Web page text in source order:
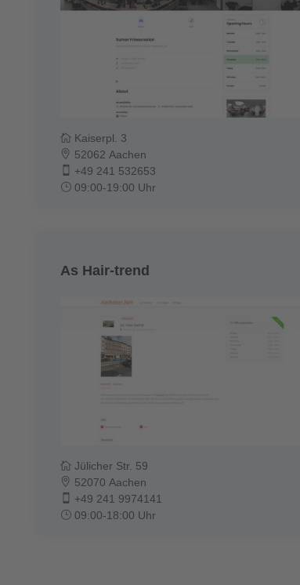
Kaiserpl. 3
52062 Aachen
+49 241 532653
09:00-19:00 Uhr
As Hair-trend
Jülicher Str. 59
52070 Aachen
+49 241 9974141
09:00-18:00 Uhr